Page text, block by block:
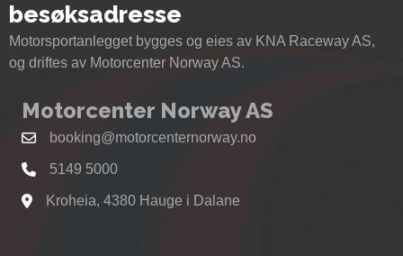
besøksadresse
Motorsportanlegget bygges og eies av KNA Raceway AS,
og driftes av Motorcenter Norway AS.
Motorcenter Norway AS
booking@motorcenternorway.no
5149 5000
Se kart til Motorcenter Norway i Sokndal
Kroheia, 4380 Hauge i Dalane